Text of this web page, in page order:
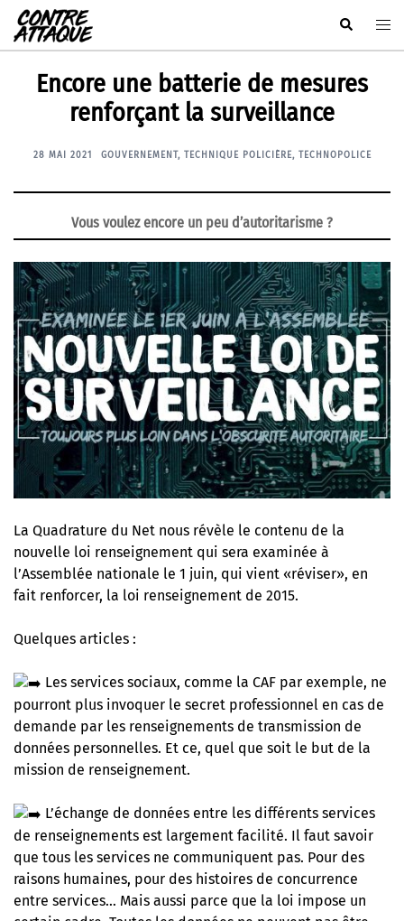
Aller
au
contenu
Rechercher
Encore une batterie de mesures
renforçant la surveillance
28 MAI 2021 GOUVERNEMENT, TECHNIQUE POLICIÈRE, TECHNOPOLICE
Vous voulez encore un peu d’autoritarisme ?
La Quadrature du Net nous révèle le contenu de la
nouvelle loi renseignement qui sera examinée à
l’Assemblée nationale le 1 juin, qui vient «réviser», en
fait renforcer, la loi renseignement de 2015.
Quelques articles :
Les services sociaux, comme la CAF par exemple, ne
pourront plus invoquer le secret professionnel en cas de
demande par les renseignements de transmission de
données personnelles. Et ce, quel que soit le but de la
mission de renseignement.
L’échange de données entre les différents services
de renseignements est largement facilité. Il faut savoir
que tous les services ne communiquent pas. Pour des
raisons humaines, pour des histoires de concurrence
entre services… Mais aussi parce que la loi impose un